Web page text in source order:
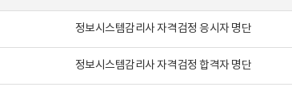
정보시스템감리사 자격검정 응시자 명단
정보시스템감리사 자격검정 합격자 명단